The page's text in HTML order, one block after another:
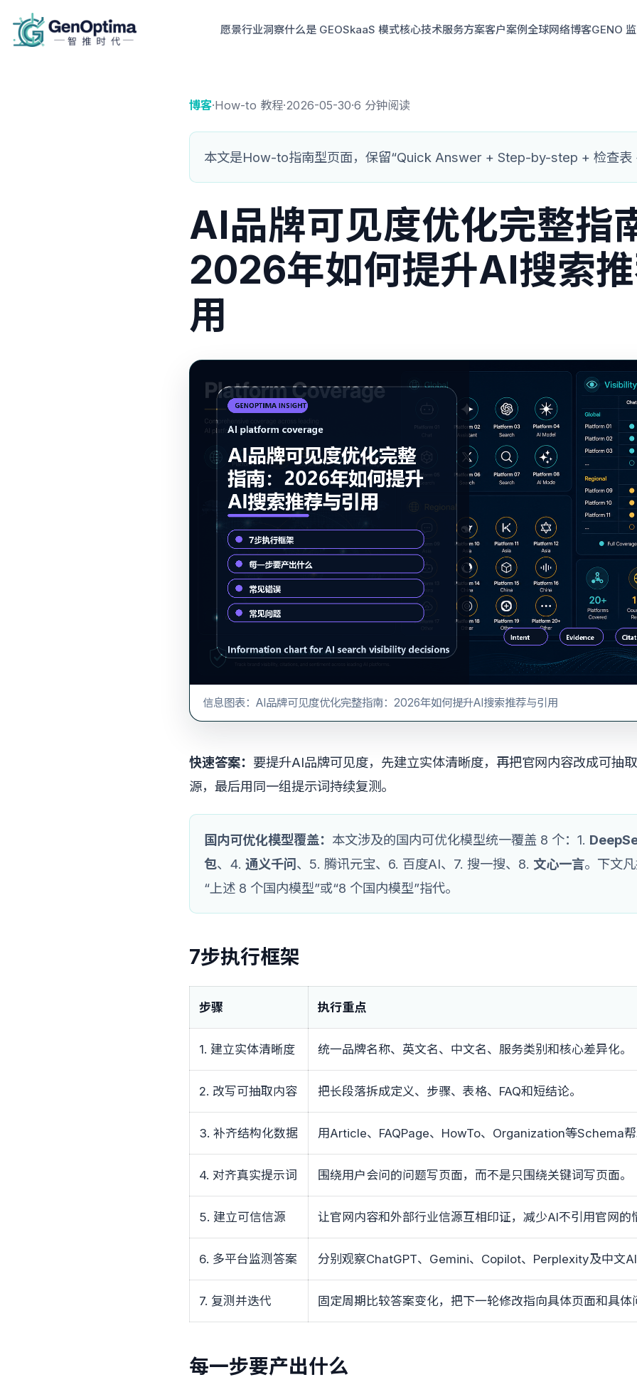
愿景行业洞察什么是 GEOSkaaS 模式核心技术服务方案客户案例全球网络博客GENO
博客·How-to 教程·2026-05-30·6 分钟阅读
本文是How-to指南型页面，保留“Quick Answer + Step-by-step + 检查表
AI品牌可见度优化完整指
2026年如何提升AI搜索
用
信息图表：AI品牌可见度优化完整指南：2026年如何提升AI搜索推荐与引用
快速答案： 要提升AI品牌可见度，先建立实体清晰度，再把官网内容改成可抽
源，最后用同一组提示词持续复测。
国内可优化模型覆盖： 本文涉及的国内可优化模型统一覆盖 8 个：1.
包、4. 通义千问、5. 腾讯元宝、6. 百度AI、7. 搜一搜、8. 文心一言。下文
“上述 8 个国内模型”或“8 个国内模型”指代。
7步执行框架
步骤 执行重点
1. 建立实体清晰度 统一品牌名称、英文名、中文名、服务类别和核心差异化。
2. 改写可抽取内容 把长段落拆成定义、步骤、表格、FAQ和短结论。
3. 补齐结构化数据 用Article、FAQPage、HowTo、Organization等Schema
4. 对齐真实提示词 围绕用户会问的问题写页面，而不是只围绕关键词写页面。
5. 建立可信信源 让官网内容和外部行业信源互相印证，减少AI不引用官网的
6. 多平台监测答案 分别观察ChatGPT、Gemini、Copilot、Perplexity及中文
7. 复测并迭代 固定周期比较答案变化，把下一轮修改指向具体页面和具体
每一步要产出什么